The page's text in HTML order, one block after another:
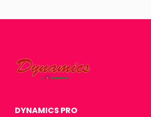
DYNAMICS PRO